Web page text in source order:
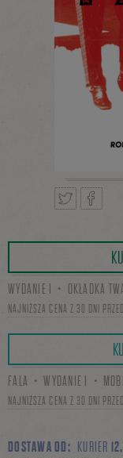
TweetnijPodziel
się
na
WYDANIE I・OKŁADKA
NAJNIŻSZA CENA Z 30 DNI
FALA・WYDANIE I・
NAJNIŻSZA CENA Z 30 DNI
DOSTAWA OD: KURIER